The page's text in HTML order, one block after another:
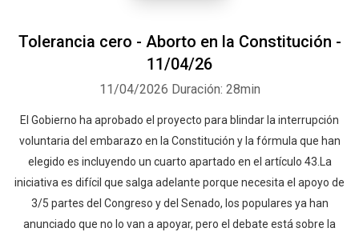
Tolerancia cero - Aborto en la Constitución -
11/04/26
11/04/2026 Duración: 28min
El Gobierno ha aprobado el proyecto para blindar la interrupción
voluntaria del embarazo en la Constitución y la fórmula que han
elegido es incluyendo un cuarto apartado en el artículo 43.La
iniciativa es difícil que salga adelante porque necesita el apoyo de
3/5 partes del Congreso y del Senado, los populares ya han
anunciado que no lo van a apoyar, pero el debate está sobre la